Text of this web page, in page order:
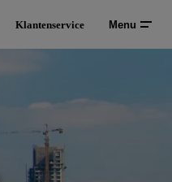
Klantenservice Menu